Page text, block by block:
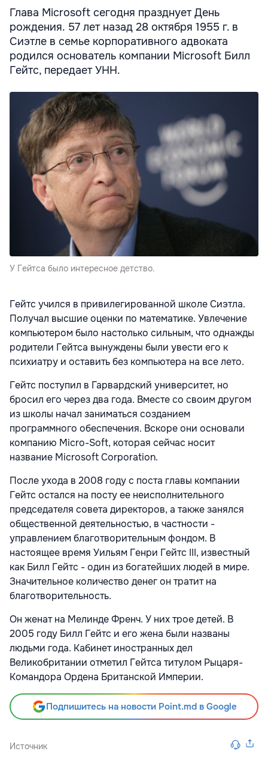
Глава Microsoft сегодня празднует День
рождения. 57 лет назад 28 октября 1955 г. в
Сиэтле в семье корпоративного адвоката
родился основатель компании Microsoft Билл
Гейтс, передает УНН.
У Гейтса было интересное детство.
Гейтс учился в привилегированной школе Сиэтла.
Получал высшие оценки по математике. Увлечение
компьютером было настолько сильным, что однажды
родители Гейтса вынуждены были увести его к
психиатру и оставить без компьютера на все лето.
Гейтс поступил в Гарвардский университет, но
бросил его через два года. Вместе со своим другом
из школы начал заниматься созданием
программного обеспечения. Вскоре они основали
компанию Micro-Soft, которая сейчас носит
название Microsoft Corporation.
После ухода в 2008 году с поста главы компании
Гейтс остался на посту ее неисполнительного
председателя совета директоров, а также занялся
общественной деятельностью, в частности -
управлением благотворительным фондом. В
настоящее время Уильям Генри Гейтс III, известный
как Билл Гейтс - один из богатейших людей в мире.
Значительное количество денег он тратит на
благотворительность.
Он женат на Мелинде Френч. У них трое детей. В
2005 году Билл Гейтс и его жена были названы
людьми года. Кабинет иностранных дел
Великобритании отметил Гейтса титулом Рыцаря-
Командора Ордена Британской Империи.
Подпишитесь на новости Point.md в Google
Источник